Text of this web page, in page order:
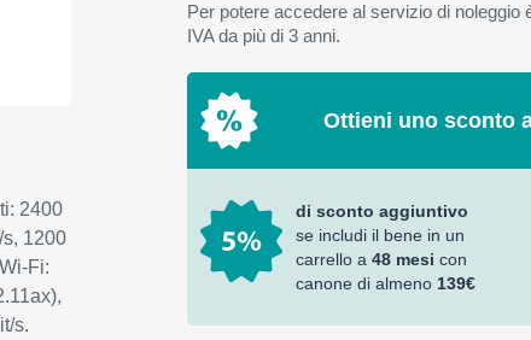
2400
1200
Fi:
s.
Per potere accedere al servizio di noleggio
IVA da più di 3 anni.
Ottieni uno sconto
di sconto aggiuntivo
se includi il bene in un
carrello a 48 mesi con
canone di almeno 139€